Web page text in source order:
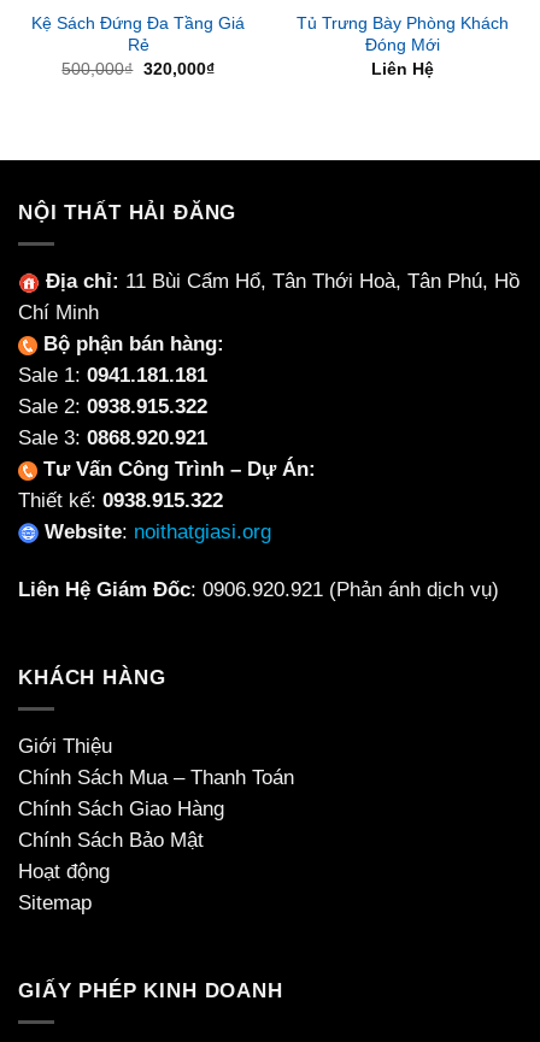
Kệ Sách Đứng Đa Tầng Giá
Rẻ
500,000₫ Giá
320,000₫Giá
Tủ Trưng Bày Phòng Khách
Đóng Mới
Liên Hệ
NỘI THẤT HẢI ĐĂNG
Địa chỉ: 11 Bùi Cẩm Hổ, Tân Thới Hoà, Tân Phú, Hồ
Chí Minh
Bộ phận bán hàng:
Sale 1: 0941.181.181
Sale 2: 0938.915.322
Sale 3: 0868.920.921
Tư Vấn Công Trình – Dự Án:
Thiết kế: 0938.915.322
Website: noithatgiasi.org
Liên Hệ Giám Đốc: 0906.920.921 (Phản ánh dịch vụ)
KHÁCH HÀNG
Giới Thiệu
Chính Sách Mua – Thanh Toán
Chính Sách Giao Hàng
Chính Sách Bảo Mật
Hoạt động
Sitemap
GIẤY PHÉP KINH DOANH